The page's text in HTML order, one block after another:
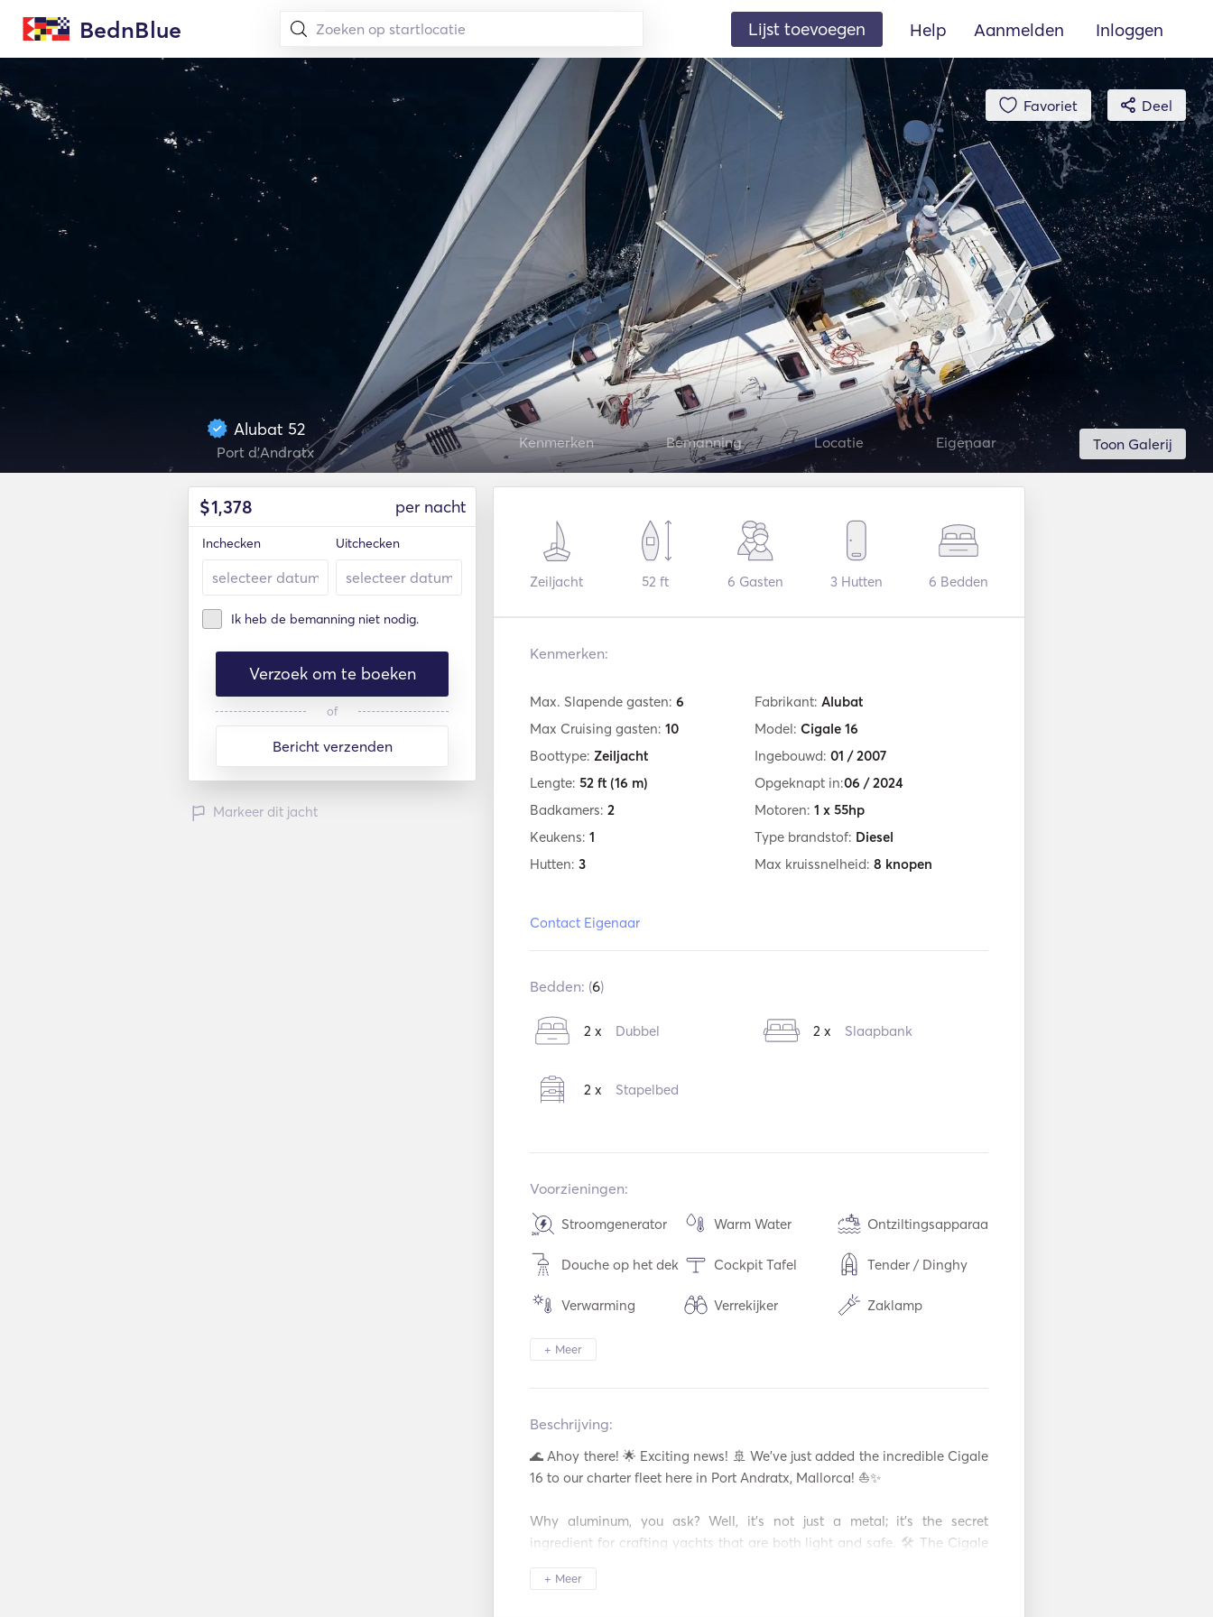
BednBlue Lijst toevoegen Help Aanmelden Inloggen
Favoriet Deel
Toon Galerij
Alubat 52
Port d'Andratx
Kenmerken Bemanning Locatie Eigenaar
$1,378 per nacht
Inchecken Uitchecken
Ik heb de bemanning niet nodig.
Verzoek om te boeken
of
Bericht verzenden
Markeer dit jacht
Zeiljacht 52 ft 6 Gasten 3 Hutten 6 Bedden
Kenmerken:
Max. Slapende gasten: 6
Max Cruising gasten: 10
Boottype: Zeiljacht
Lengte: 52 ft (16 m)
Badkamers: 2
Keukens: 1
Hutten: 3
Contact Eigenaar
Fabrikant: Alubat
Model: Cigale 16
Ingebouwd: 01 / 2007
Opgeknapt in:06 / 2024
Motoren: 1 x 55hp
Type brandstof: Diesel
Max kruissnelheid: 8 knopen
Bedden: (6)
2 x Dubbel 2 x Slaapbank
2 x Stapelbed
Voorzieningen:
Stroomgenerator Warm Water Ontziltingsapparaat
Douche op het dek Cockpit Tafel Tender / Dinghy
Verwarming Verrekijker Zaklamp
Elektrisch toilet
USB Aansluiting
Hengel Padel Raad Snorkeluitrusting
Handheld
+ Meer
Beschrijving:
🌊 Ahoy there! 🌟 Exciting news! 🚢 We've just added the incredible Cigale
16 to our charter fleet here in Port Andratx, Mallorca! ⛵️✨
Why aluminum, you ask? Well, it's not just a metal; it's the secret
ingredient for crafting yachts that are both light and safe. 🛠️ The Cigale
electrical installations. It's not just a yacht; it's a promise of durability and
+ Meer